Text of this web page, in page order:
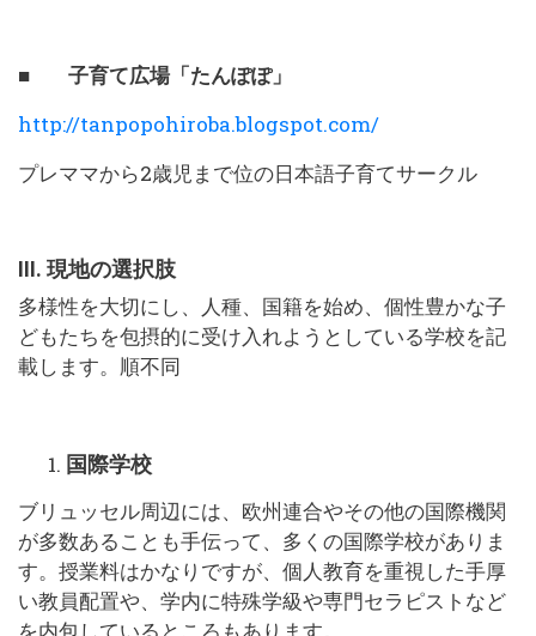
■ 子育て広場「たんぽぽ」
http://tanpopohiroba.blogspot.com/
プレママから2歳児まで位の日本語子育てサークル
III. 現地の選択肢
多様性を大切にし、人種、国籍を始め、個性豊かな子
どもたちを包摂的に受け入れようとしている学校を記
載します。順不同
国際学校
ブリュッセル周辺には、欧州連合やその他の国際機関
が多数あることも手伝って、多くの国際学校がありま
す。授業料はかなりですが、個人教育を重視した手厚
い教員配置や、学内に特殊学級や専門セラピストなど